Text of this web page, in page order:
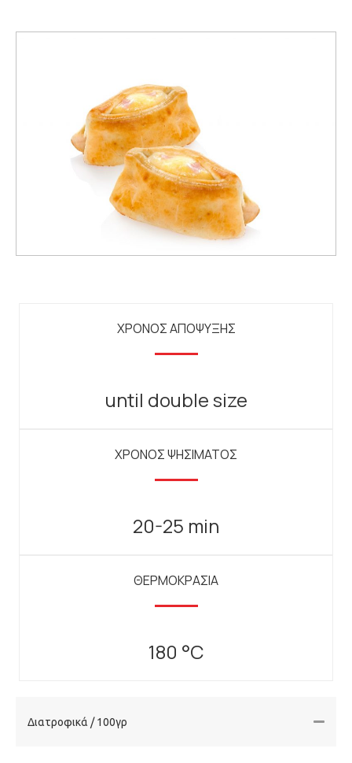
ΧΡΟΝΟΣ ΑΠΟΨΥΞΗΣ
until double size
ΧΡΟΝΟΣ ΨΗΣΙΜΑΤΟΣ
20-25 min
ΘΕΡΜΟΚΡΑΣΙΑ
180 °C
Διατροφικά / 100γρ